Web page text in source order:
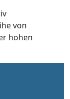
von
hohen